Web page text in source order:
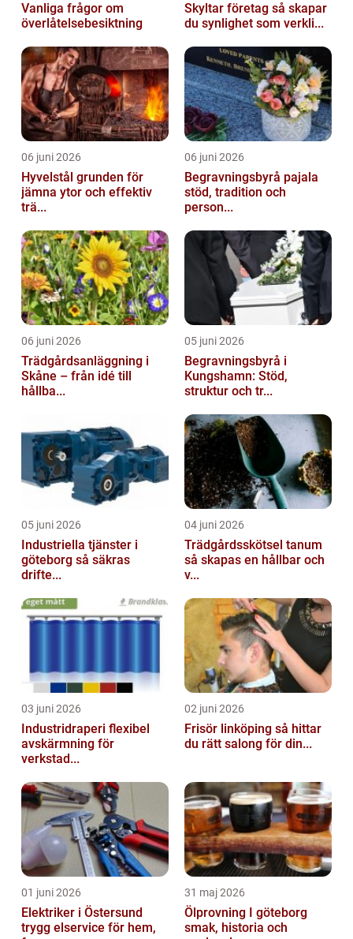
Vanliga frågor om
överlåtelsebesiktning
Skyltar företag så skapar
du synlighet som verkli...
06 juni 2026
Hyvelstål grunden för
jämna ytor och effektiv
trä...
06 juni 2026
Begravningsbyrå pajala
stöd, tradition och
person...
06 juni 2026
Trädgårdsanläggning i
Skåne – från idé till
hållba...
05 juni 2026
Begravningsbyrå i
Kungshamn: Stöd,
struktur och tr...
05 juni 2026
Industriella tjänster i
göteborg så säkras
drifte...
04 juni 2026
Trädgårdsskötsel tanum
så skapas en hållbar och
v...
03 juni 2026
Industridraperi flexibel
avskärmning för
verkstad...
02 juni 2026
Frisör linköping så hittar
du rätt salong för din...
01 juni 2026
Elektriker i Östersund
trygg elservice för hem,
31 maj 2026
Ölprovning I göteborg
smak, historia och